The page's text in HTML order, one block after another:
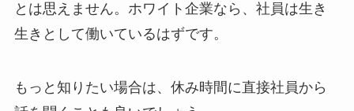
とは思えません。ホワイト企業なら、社員は生き
生きとして働いているはずです。
もっと知りたい場合は、休み時間に直接社員から